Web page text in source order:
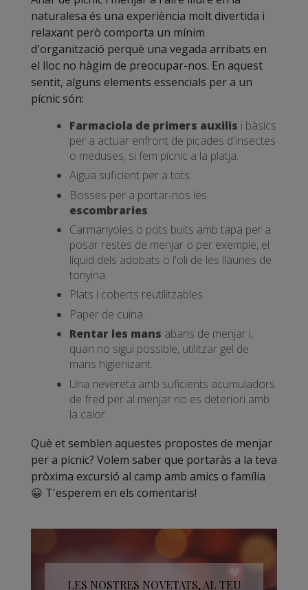
naturalesa és una experiència molt divertida i
relaxant però comporta un mínim
d'organització perquè una vegada arribats en
el lloc no hàgim de preocupar-nos. En aquest
sentit, alguns elements essencials per a un
pícnic són:
Farmaciola de primers auxilis i bàsics
per a actuar enfront de picades d'insectes
o meduses, si fem pícnic a la platja.
Aigua suficient per a tots.
Bosses per a portar-nos les
escombraries.
Carmanyoles o pots buits amb tapa per a
posar restes de menjar o per exemple, el
líquid dels adobats o l'oli de les llaunes de
tonyina.
Plats i coberts reutilitzables.
Paper de cuina.
Rentar les mans abans de menjar i,
quan no sigui possible, utilitzar gel de
mans higienizant.
Una nevereta amb suficients acumuladors
de fred per al menjar no es deteriori amb
la calor.
Què et semblen aquestes propostes de menjar
per a pícnic? Volem saber que portaràs a la teva
pròxima excursió al camp amb amics o família
😀 T'esperem en els comentaris!
LES NOSTRES NOVETATS, AL TEU